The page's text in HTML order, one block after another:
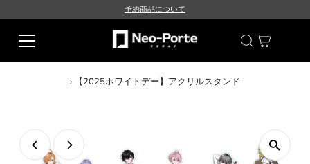
予約商品について
› 【2025ホワイトデー】アクリルスタンド